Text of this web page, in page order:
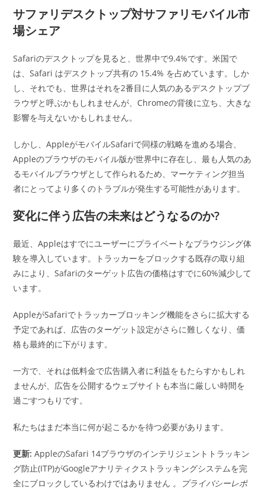
サファリデスクトップ対サファリモバイル市
場シェア
Safariのデスクトップを見ると、世界中で9.4%です。米国で
は、Safari はデスクトップ共有の 15.4% を占めています。しか
し、それでも、世界はそれを2番目に人気のあるデスクトップブ
ラウザと呼ぶかもしれませんが、Chromeの背後に立ち、大きな
影響を与えないかもしれません。
しかし、AppleがモバイルSafariで同様の戦略を進める場合、
Appleのブラウザのモバイル版が世界中に存在し、最も人気のあ
るモバイルブラウザとして作られるため、マーケティング担当
者にとってより多くのトラブルが発生する可能性があります。
変化に伴う広告の未来はどうなるのか?
最近、Appleはすでにユーザーにプライベートなブラウジング体
験を導入しています。トラッカーをブロックする既存の取り組
みにより、Safariのターゲット広告の価格はすでに60%減少して
います。
AppleがSafariでトラッカーブロッキング機能をさらに拡大する
予定であれば、広告のターゲット設定がさらに難しくなり、価
格も最終的に下がります。
一方で、それは低料金で広告購入者に利益をもたらすかもしれ
ませんが、広告を公開するウェブサイトも本当に厳しい時間を
過ごすつもりです。
私たちはまだ本当に何が起こるかを待つ必要があります。
更新:AppleのSafari 14ブラウザのインテリジェントトラッキン
グ防止(ITP)がGoogleアナリティクストラッキングシステムを完
全にブロックしているわけではありません 。プライバシーレポ